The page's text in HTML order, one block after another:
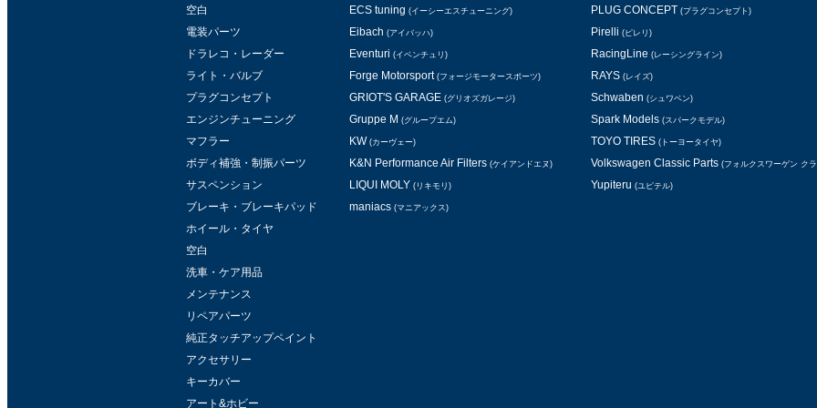
空白
電装パーツ
ドラレコ・レーダー
ライト・バルブ
プラグコンセプト
エンジンチューニング
マフラー
ボディ補強・制振パーツ
サスペンション
ブレーキ・ブレーキパッド
ホイール・タイヤ
空白
洗車・ケア用品
メンテナンス
リペアパーツ
純正タッチアップペイント
アクセサリー
キーカバー
アート&ホビー
ECS tuning (イーシーエスチューニング)
Eibach (アイバッハ)
Eventuri (イベンチュリ)
Forge Motorsport (フォージモータースポーツ)
GRIOT'S GARAGE (グリオズガレージ)
Gruppe M (グループエム)
KW (カーヴェー)
K&N Performance Air Filters (ケイアンドエヌ)
LIQUI MOLY (リキモリ)
maniacs (マニアックス)
PLUG CONCEPT (プラグコンセプト)
Pirelli (ピレリ)
RacingLine (レーシングライン)
RAYS (レイズ)
Schwaben (シュワベン)
Spark Models (スパークモデル)
TOYO TIRES (トーヨータイヤ)
Volkswagen Classic Parts (フォルクスワーゲン ク
Yupiteru (ユピテル)